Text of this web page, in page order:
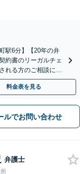
駅6分】【20年の弁
約書のリーガルチェ
れる方のご相談に対
ます
料金表を見る
ルでお問い合わせ
弁護士